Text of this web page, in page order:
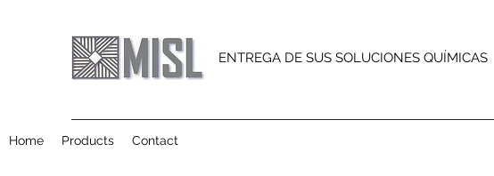
ENTREGA DE SUS SOLUCIONES QUÍMICAS
Home Products Contact